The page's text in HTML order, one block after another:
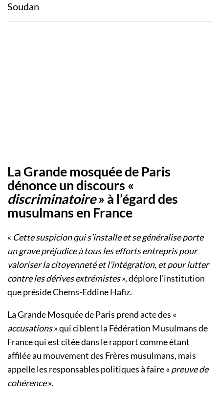
Soudan
La Grande mosquée de Paris
dénonce un discours «
discriminatoire» à l’égard des
musulmans en France
« Cette suspicion qui s’installe et se généralise porte
un grave préjudice à tous les efforts entrepris pour
valoriser la citoyenneté et l’intégration, et pour lutter
contre les dérives extrémistes», déplore l’institution
que préside Chems-Eddine Hafiz.
La Grande Mosquée de Paris prend acte des «
accusations» qui ciblent la Fédération Musulmans de
France qui est citée dans le rapport comme étant
affilée au mouvement des Frères musulmans, mais
appelle les responsables politiques à faire « preuve de
cohérence».